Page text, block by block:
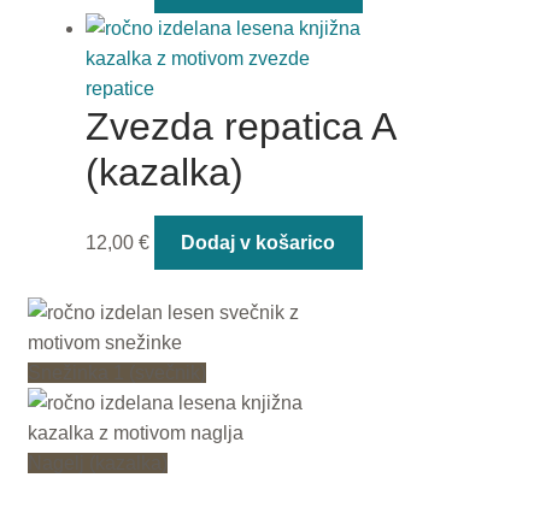
Zvezda repatica A
(kazalka)
12,00 € Dodaj v košarico